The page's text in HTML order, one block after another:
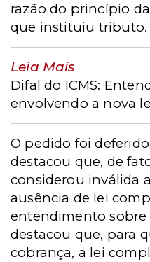
razão do princípio
que instituiu tributo.
Leia Mais
Difal do ICMS:
envolvendo a nova
O pedido foi
destacou que, de
considerou inválida
ausência de lei
entendimento sobre
destacou que, para
cobrança, a lei